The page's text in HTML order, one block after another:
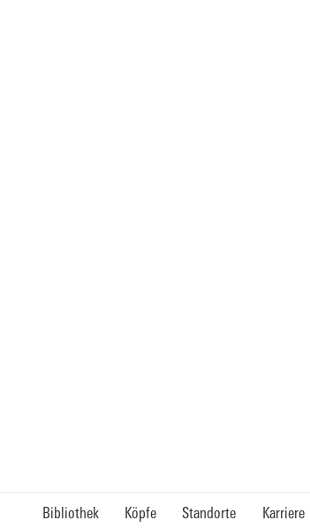
Bibliothek Köpfe Standorte Karriere